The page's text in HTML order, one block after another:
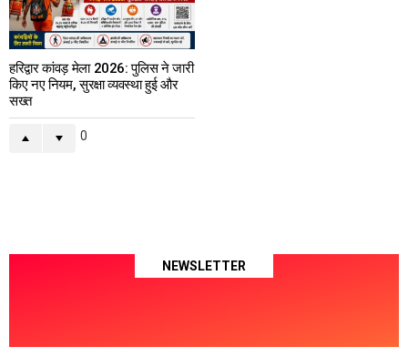
हरिद्वार कांवड़ मेला 2026: पुलिस ने जारी
किए नए नियम, सुरक्षा व्यवस्था हुई और
सख्त
0
NEWSLETTER